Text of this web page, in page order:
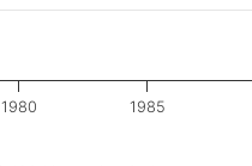
1980 1985